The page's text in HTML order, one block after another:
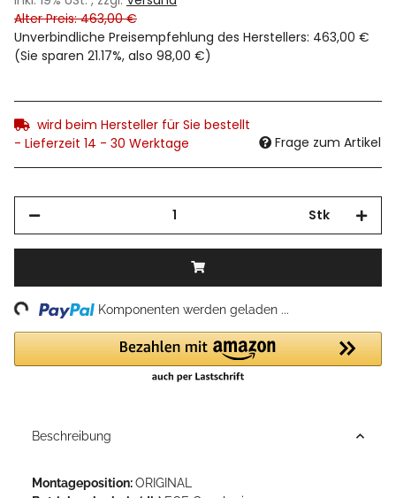
Alter Preis: 463,00 €
Unverbindliche Preisempfehlung des Herstellers: 463,00 €
(Sie sparen 21.17%, also 98,00 €)
wird beim Hersteller für Sie bestellt
- Lieferzeit 14 - 30 Werktage
Frage zum Artikel
Stk
Komponenten werden geladen ...
Beschreibung
Montageposition:ORIGINAL